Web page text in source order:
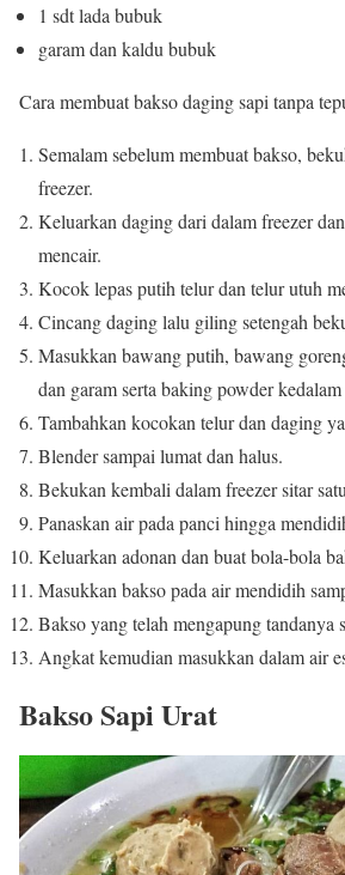
1 sdt lada bubuk
garam dan kaldu bubuk
Cara membuat bakso daging sapi tanpa
Semalam sebelum membuat bakso,
freezer.
Keluarkan daging dari dalam freezer
mencair.
Kocok lepas putih telur dan telur utuh
Cincang daging lalu giling setengah
Masukkan bawang putih, bawang
dan garam serta baking powder
Tambahkan kocokan telur dan daging
Blender sampai lumat dan halus.
Bekukan kembali dalam freezer sitar
Panaskan air pada panci hingga
Keluarkan adonan dan buat bola-bola
Masukkan bakso pada air mendidih
Bakso yang telah mengapung tandanya
Angkat kemudian masukkan dalam air
Bakso Sapi Urat